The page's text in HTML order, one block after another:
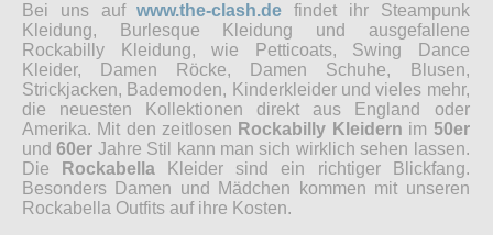
Bei uns aufwww.the-clash.de findet ihr Steampunk
Kleidung, Burlesque Kleidung und ausgefallene
Rockabilly Kleidung, wie Petticoats, Swing Dance
Kleider, Damen Röcke, Damen Schuhe, Blusen,
Strickjacken, Bademoden, Kinderkleider und vieles mehr,
die neuesten Kollektionen direkt aus England oder
Amerika. Mit den zeitlosen Rockabilly Kleidern im 50er
und60er Jahre Stil kann man sich wirklich sehen lassen.
Die
Rockabella Kleider sind ein richtiger Blickfang.
Besonders Damen und Mädchen kommen mit unseren
Rockabella Outfits auf ihre Kosten.